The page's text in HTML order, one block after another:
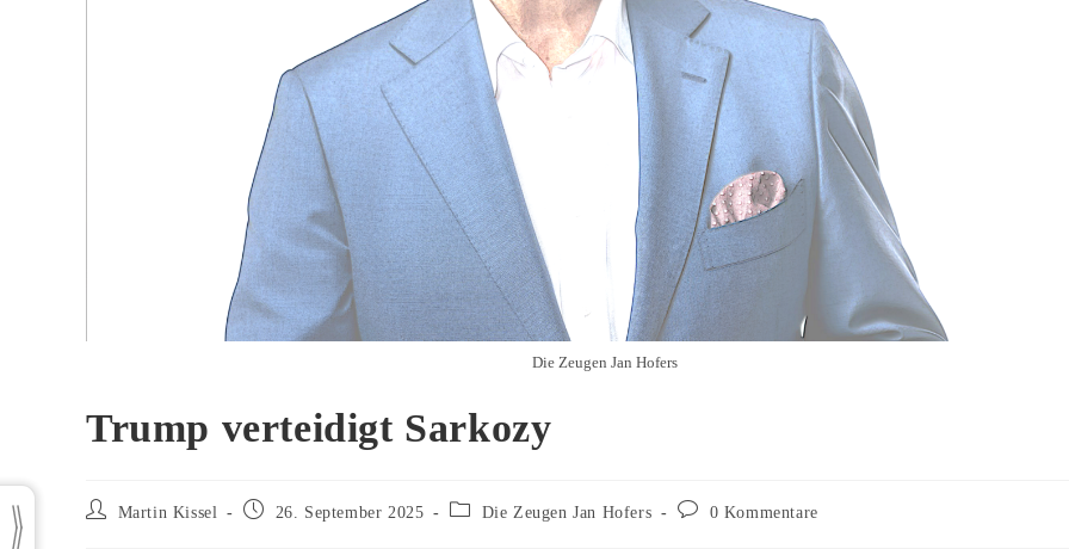
Die Zeugen Jan Hofers
Trump verteidigt Sarkozy
Beitrags-Martin Kissel
Beitrag26. September 2025
Beitrags-Die Zeugen Jan Hofers
Beitrags-0 Kommentare